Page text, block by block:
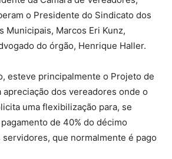
o Presidente do Sindicato dos
Municipais, Marcos Eri Kunz,
do órgão, Henrique Haller.
esteve principalmente o Projeto de
apreciação dos vereadores onde o
uma flexibilização para, se
de 40% do décimo
que normalmente é pago